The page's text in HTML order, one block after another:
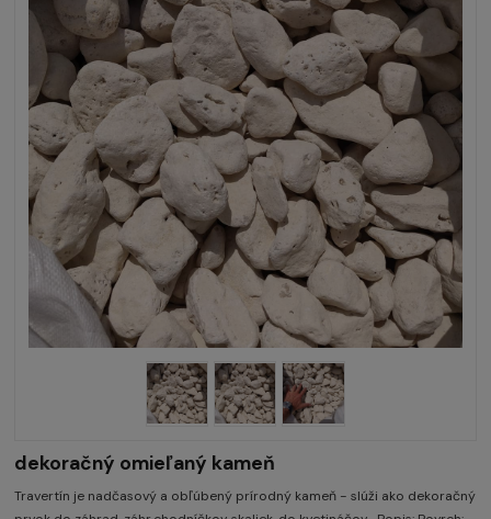
dekoračný omieľaný kameň
Travertín je nadčasový a obľúbený prírodný kameň - slúži ako dekoračný